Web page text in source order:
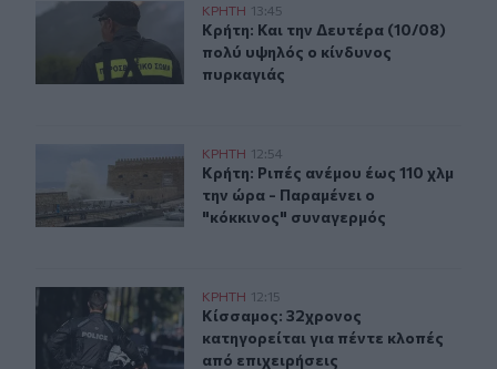
Κρήτη: Και την Δευτέρα (10/08) πολύ υψηλός ο
ΚΡΗΤΗ 13:45
Κρήτη: Και την Δευτέρα (10/08)
Κρήτη: Και την Δευτέρα (10/08)
πολύ υψηλός ο κίνδυνος
πυρκαγιάς
Κρήτη: Ριπές ανέμου έως 110 χλμ την ώρα - Παραμένει
ΚΡΗΤΗ 12:54
Κρήτη: Ριπές ανέμου έως 110 χλμ
Κρήτη: Ριπές ανέμου έως 110 χλμ
την ώρα - Παραμένει ο
"κόκκινος" συναγερμός
Κίσσαμος: 32χρονος κατηγορείται για πέντε κλοπές
ΚΡΗΤΗ 12:15
Κίσσαμος: 32χρονος κατηγορείται
Κίσσαμος: 32χρονος
κατηγορείται για πέντε κλοπές
από επιχειρήσεις